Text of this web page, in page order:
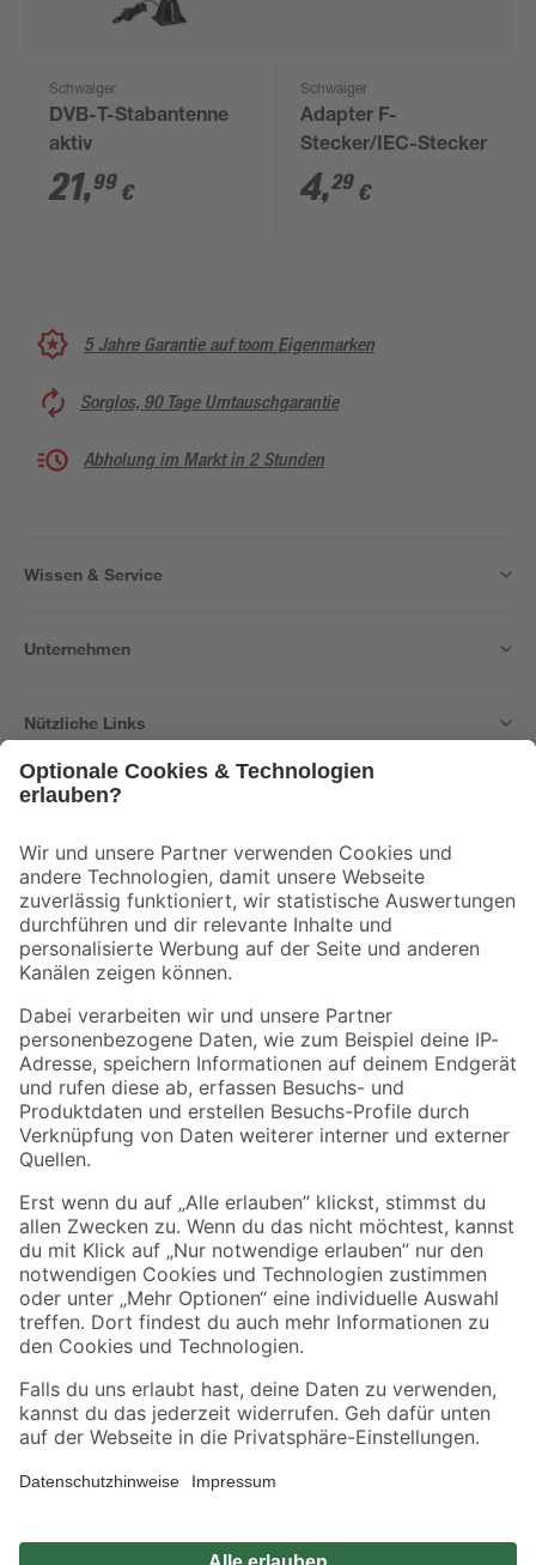
Schwaiger
DVB-T-Stabantenne
aktiv
21,99 €
Schwaiger
Adapter F-
Stecker/IEC-Stecker
4,29 €
5 Jahre Garantie auf toom Eigenmarken
Sorglos, 90 Tage Umtauschgarantie
Abholung im Markt in 2 Stunden
Wissen & Service
Unternehmen
Nützliche Links
Der toom Newsletter: Keine Angebote und Aktionen mehr verpassen!
Zur Newsletter Anmeldung
Folge uns
Zahlungsarten Versandarten
Sicher einkaufen
Jetzt die toom-App herunterladen
Alle Preisangaben in EUR inkl. gesetzl. MwSt.. Die dargestellten Angebote sind unter
Umständen nicht in allen Märkten verfügbar. Die angegebenen Verfügbarkeiten beziehen
Produkte nur solange der Vorrat reicht.
*Paketversand ab 59 € versandkostenfrei, gilt nicht für Artikel mit Speditionsversand, hier
Privatsphäre Impressum